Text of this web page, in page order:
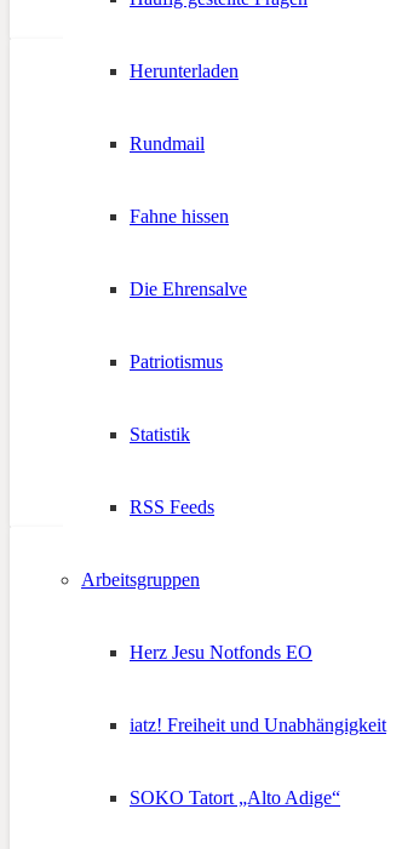
Herunterladen
Rundmail
Fahne hissen
Die Ehrensalve
Patriotismus
Statistik
RSS Feeds
Arbeitsgruppen
Herz Jesu Notfonds EO
iatz! Freiheit und Unabhängigkeit
SOKO Tatort „Alto Adige“
Andreas-Hofer-
21. Februar 2012
MANTUA – Seit 1984
Südtiroler
Andreas-Hofer-
MERAN – Am Sonntag,
Freiheitskriege im Jahre